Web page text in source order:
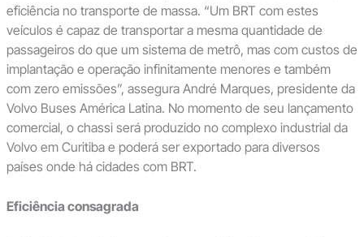
eficiência no transporte de massa. “Um BRT com estes
veículos é capaz de transportar a mesma quantidade de
passageiros do que um sistema de metrô, mas com custos de
implantação e operação infinitamente menores e também
com zero emissões”, assegura André Marques, presidente da
Volvo Buses América Latina. No momento de seu lançamento
comercial, o chassi será produzido no complexo industrial da
Volvo em Curitiba e poderá ser exportado para diversos
países onde há cidades com BRT.
Eficiência consagrada